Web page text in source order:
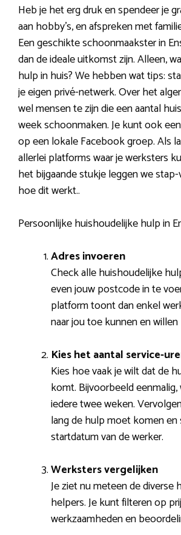
Heb je het erg druk en spendeer je
aan hobby’s, en afspreken met
Een geschikte schoonmaakster in
dan de ideale uitkomst zijn. Alleen,
hulp in huis? We hebben wat tips:
je eigen privé-netwerk. Over het
wel mensen te zijn die een aantal
week schoonmaken. Je kunt ook
op een lokale Facebook groep. Als
allerlei platforms waar je werksters
het bijgaande stukje leggen we
hoe dit werkt..
Persoonlijke huishoudelijke hulp in
Adres invoeren
Check alle huishoudelijke
even jouw postcode in te
platform toont dan enkel
naar jou toe kunnen en
Kies het aantal service-
Kies hoe vaak je wilt dat de
komt. Bijvoorbeeld
iedere twee weken.
lang de hulp moet komen
startdatum van de werker.
Werksters vergelijken
Je ziet nu meteen de diverse
helpers. Je kunt filteren op
werkzaamheden en